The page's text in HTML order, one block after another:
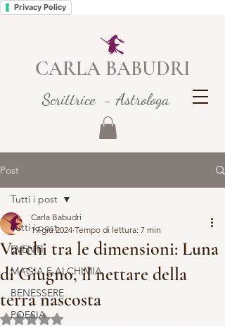
Privacy Policy
CARLA BABUDRI
Scrittrice - Astrologa
Post
Tutti i post
EVENTI
MAGIA E ALCHIMIA
BENESSERE
POESIA
Tutti i post
Varchi tra le dimensioni: Luna
di Giugno, il nettare della
terra nascosta
Carla Babudri
19 giu 2024 Tempo di lettura: 7 min
Valutazione NaN stelle su 5.